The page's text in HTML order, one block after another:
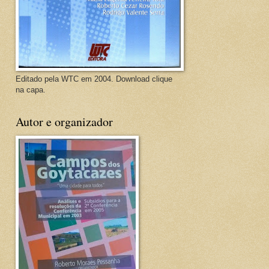
Editado pela WTC em 2004. Download clique
na capa.
Autor e organizador